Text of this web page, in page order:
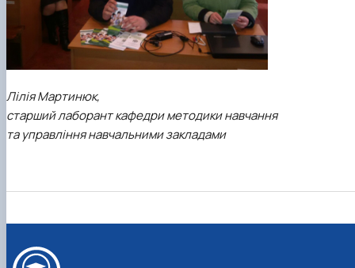
Лілія Мартинюк,
старший лаборант кафедри методики навчання
та управління навчальними закладами